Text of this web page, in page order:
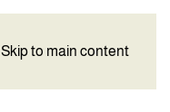
Skip to main content